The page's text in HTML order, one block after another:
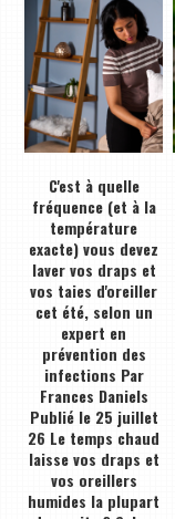
C'est à quelle
fréquence (et à la
température
exacte) vous devez
laver vos draps et
vos taies d'oreiller
cet été, selon un
expert en
prévention des
infections Par
Frances Daniels
Publié le 25 juillet
26 Le temps chaud
laisse vos draps et
vos oreillers
humides la plupart